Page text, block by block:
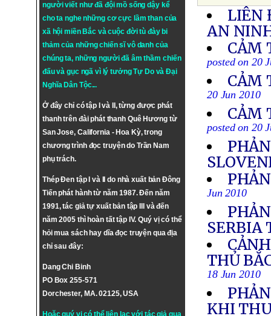
người viết như đã đội mồ sống dậy kể
cho ta nghe những cơ cực lầm than của
xã hội miền Bắc và cuộc đời tù đày bi
thảm của những chiến sĩ vô danh của
chúng ta, những người đã âm thầm chiến
đấu và gục ngã vì lý tưởngTự DovàĐại
Nghĩa Dân Tộc...
Ở đây chỉ có tập I và II, từng được phát
thanh trên đài phát thanh Quê Hương từ
San Jose, California - Hoa Kỳ, trong
chương trình đọc truyện do Trần Nam
phụ trách.
Thép Đen tập I và II do nhà xuất bản Đông
Tiến phát hành từ năm 1987. Đến năm
1991, tác giả tự xuất bản tập III và đến
năm 2005 thì hoàn tất tập IV. Quý vị có thể
hỏi mua sách hay dĩa đọc truyện qua địa
chỉ sau đây:
Dang Chi Binh
PO Box 255-571
Dorchester, MA. 02125, USA
Hoặc quý vị có thể liên lạc với tác giả qua
LIÊN
AN
CẢM
posted on 20
CẢM
20 Jun 2010
CẢM
posted on 20
Jun 2010
SERBIA
THỦ
18 Jun 2010
KHI